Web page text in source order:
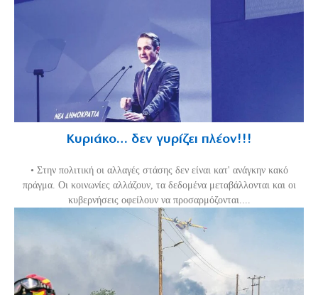
Κυριάκο… δεν γυρίζει πλέον!!!
• Στην πολιτική οι αλλαγές στάσης δεν είναι κατ' ανάγκην κακό
πράγμα. Οι κοινωνίες αλλάζουν, τα δεδομένα μεταβάλλονται και οι
κυβερνήσεις οφείλουν να προσαρμόζονται....